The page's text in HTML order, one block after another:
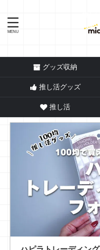
グッズ収納
推し活グッズ
推し活